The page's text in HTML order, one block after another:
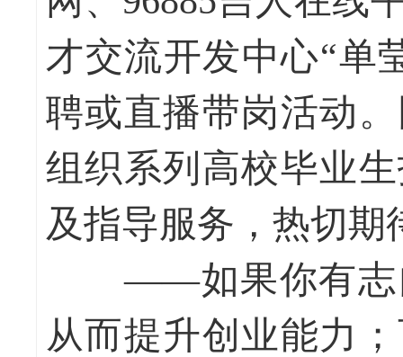
才交流开发中心“单
聘或直播带岗活动
组织系列高校毕业
及指导服务，热切期
——如果你有志自
从而提升创业能力